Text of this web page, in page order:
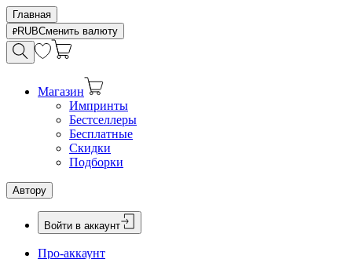
Главная
RUBСменить валюту
Магазин
Импринты
Бестселлеры
Бесплатные
Скидки
Подборки
Автору
Войти в аккаунт
Про-аккаунт